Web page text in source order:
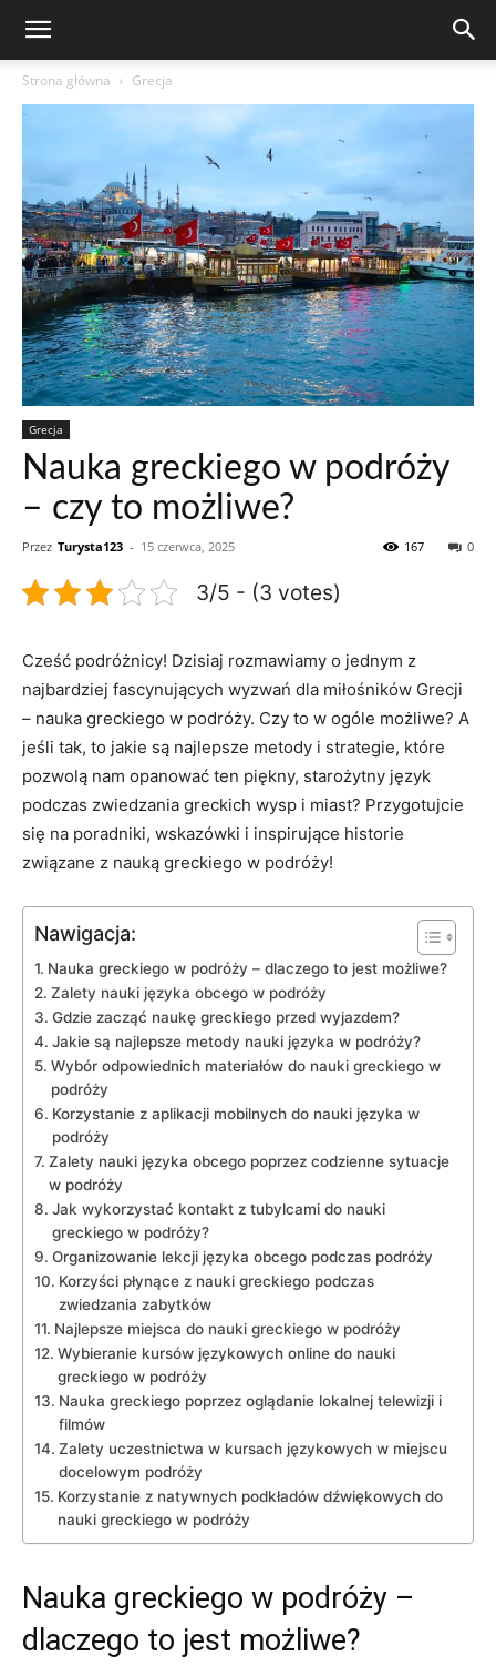
Strona główna Grecja
Grecja
Nauka greckiego w podróży
– czy to możliwe?
Przez Turysta123 - 15 czerwca, 2025 0
167
3/5 - (3 votes)
Cześć podróżnicy! Dzisiaj rozmawiamy o jednym z
najbardziej fascynujących wyzwań dla miłośników Grecji
– nauka greckiego w podróży. Czy to w ogóle możliwe? A
jeśli ​tak, ‌to jakie są najlepsze metody i strategie,​ które
pozwolą​ nam opanować ten piękny, starożytny język
podczas zwiedzania greckich wysp ‍i miast? Przygotujcie
się​ na poradniki, wskazówki i inspirujące historie
związane ‍z nauką greckiego​ w podróży!
Nawigacja:
Nauka greckiego w podróży – dlaczego to jest możliwe?
Zalety nauki języka obcego w⁤ podróży
Gdzie zacząć naukę greckiego przed wyjazdem?
Jakie są ⁣najlepsze metody nauki ​języka w‌ podróży?
Wybór odpowiednich materiałów do nauki greckiego‌ w
podróży
Korzystanie z aplikacji‍ mobilnych do nauki języka w
⁣podróży
Zalety nauki języka obcego ⁢poprzez codzienne sytuacje
w‌ podróży
Jak wykorzystać ⁢kontakt z tubylcami do nauki
greckiego w‌ podróży?
Organizowanie lekcji języka obcego podczas podróży
Korzyści płynące z nauki greckiego ⁣podczas
zwiedzania‍ zabytków
Najlepsze ⁣miejsca do nauki greckiego⁤ w podróży
Wybieranie kursów językowych online do nauki
greckiego ⁤w podróży
Nauka greckiego poprzez‍ oglądanie lokalnej telewizji​ i
filmów
Zalety uczestnictwa w⁢ kursach językowych w miejscu
docelowym⁢ podróży
Korzystanie z natywnych podkładów dźwiękowych do
nauki greckiego w podróży
Nauka greckiego w podróży –
dlaczego to jest możliwe?